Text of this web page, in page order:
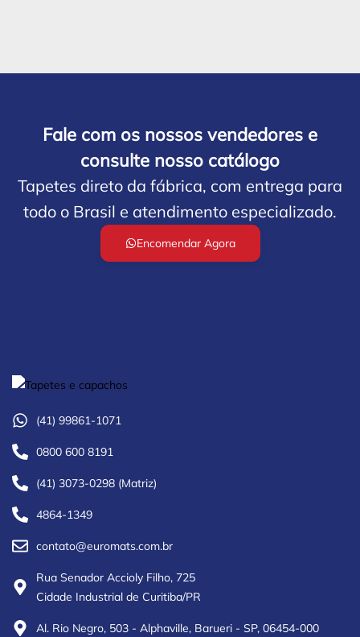
Fale com os nossos vendedores e
consulte nosso catálogo
Tapetes direto da fábrica, com entrega para
todo o Brasil e atendimento especializado.
Encomendar Agora
(41) 99861-1071
0800 600 8191
(41) 3073-0298 (Matriz)
4864-1349
contato@euromats.com.br
Rua Senador Accioly Filho, 725
Cidade Industrial de Curitiba/PR
Al. Rio Negro, 503 - Alphaville, Barueri - SP, 06454-000